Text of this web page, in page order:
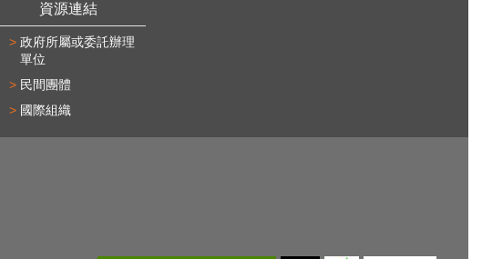
資源連結
政府所屬或委託辦理
單位
民間團體
國際組織